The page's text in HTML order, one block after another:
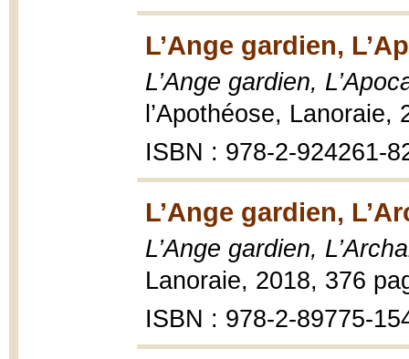
L’Ange gardien,
L’Ange gardien,
l’Apothéose, Lanoraie,
ISBN : 978-2-924261-
L’Ange gardien,
L’Ange gardien,
Lanoraie, 2018, 376
ISBN : 978-2-89775-